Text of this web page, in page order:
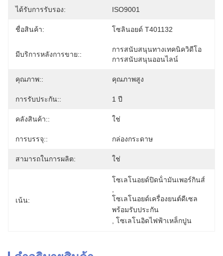
ได้รับการรับรอง: ISO9001
ชื่อสินค้า: โซลินอยด์ T401132
มีบริการหลังการขาย::
การสนับสนุนทางเทคนิควิดีโอ
การสนับสนุนออนไลน์
คุณภาพ:: คุณภาพสูง
การรับประกัน:: 1 ปี
คลังสินค้า:: ใช่
การบรรจุ:: กล่องกระดาษ
สามารถในการผลิต: ใช่
เน้น:
โซเลโนอยด์ปิดน้ํามันเพอร์กินส์
โซเลโนอยด์เครื่องยนต์ดีเซล
พร้อมรับประกัน
โซเลโนอิดไฟฟ้าเหล็กปูน